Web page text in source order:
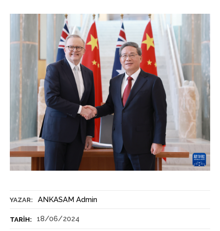
YAZAR: ANKASAM Admin
TARIH: 18/06/2024